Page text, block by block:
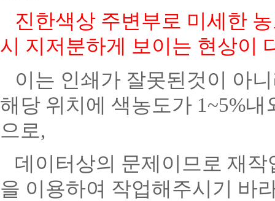
진한색상 주변부로 미세한
시 지저분하게 보이는 현상이
이는 인쇄가 잘못된것이 아
해당 위치에 색농도가 1~5%
으로,
데이터상의 문제이므로 재
을 이용하여 작업해주시기 바